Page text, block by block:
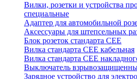
Вилки, розетки и устройства
специальные
Адаптер для автомобильной
Аксессуары для штепсельных
Блок розеток стандарта CEE
Вилка стандарта CEE кабельная
Вилка стандарта CEE
Выключатель
Зарядное устройство для